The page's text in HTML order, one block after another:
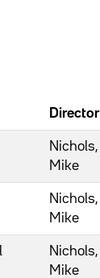
Director
Nichols,
Mike
Nichols,
Mike
Nichols,
Mike